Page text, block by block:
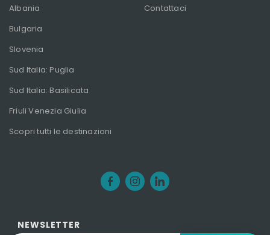
Albania
Bulgaria
Slovenia
Sud Italia: Puglia
Sud Italia: Basilicata
Friuli Venezia Giulia
Scopri tutti le destinazioni
Contattaci
NEWSLETTER